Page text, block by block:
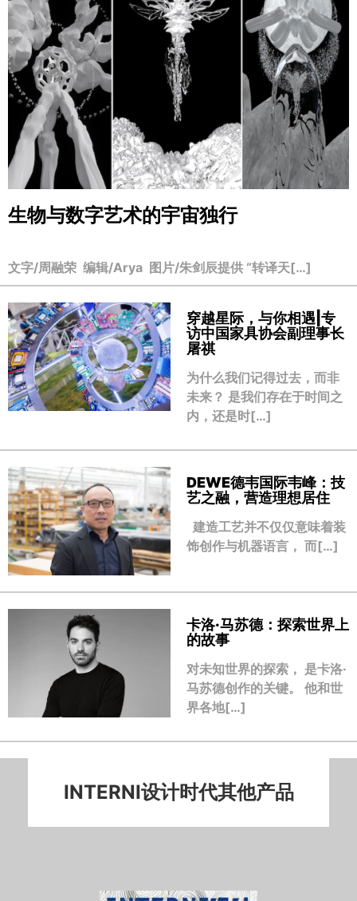
生物与数字艺术的宇宙独行
文字/周融荣 编辑/Arya 图片/朱剑辰提供 “转译天[…]
穿越星际，与你相遇|专
访中国家具协会副理事长
屠祺
为什么我们记得过去，而非
未来？ 是我们存在于时间之
内，还是时[…]
DEWE德韦国际韦峰：技
艺之融，营造理想居住
建造工艺并不仅仅意味着装
饰创作与机器语言， 而[…]
卡洛·马苏德：探索世界上
的故事
对未知世界的探索， 是卡洛·
马苏德创作的关键。 他和世
界各地[…]
INTERNI设计时代其他产品